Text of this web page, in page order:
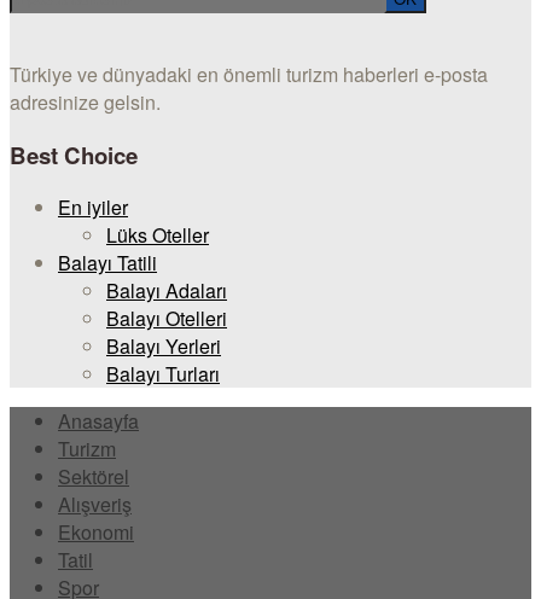
Türkiye ve dünyadaki en önemli turizm haberleri e-posta
adresinize gelsin.
Best Choice
En iyiler
Lüks Oteller
Balayı Tatili
Balayı Adaları
Balayı Otelleri
Balayı Yerleri
Balayı Turları
Anasayfa
Turizm
Sektörel
Alışveriş
Ekonomi
Tatil
Spor